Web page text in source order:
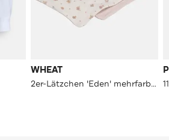
WHEAT
2er-Lätzchen 'Eden' mehrfarbig